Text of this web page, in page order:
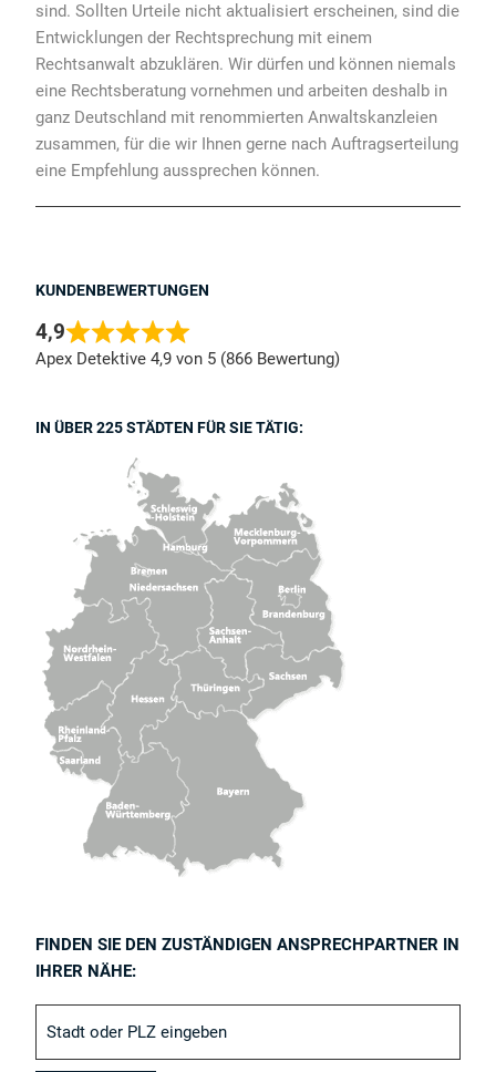
sind. Sollten Urteile nicht aktualisiert erscheinen, sind die
Entwicklungen der Rechtsprechung mit einem
Rechtsanwalt abzuklären. Wir dürfen und können niemals
eine Rechtsberatung vornehmen und arbeiten deshalb in
ganz Deutschland mit renommierten Anwaltskanzleien
zusammen, für die wir Ihnen gerne nach Auftragserteilung
eine Empfehlung aussprechen können.
KUNDENBEWERTUNGEN
4,9
Apex Detektive 4,9 von 5 (866 Bewertung)
IN ÜBER 225 STÄDTEN FÜR SIE TÄTIG:
FINDEN SIE DEN ZUSTÄNDIGEN ANSPRECHPARTNER IN
IHRER NÄHE: